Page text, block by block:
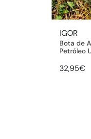
IGOR
Bota de
Petróleo
32,95€